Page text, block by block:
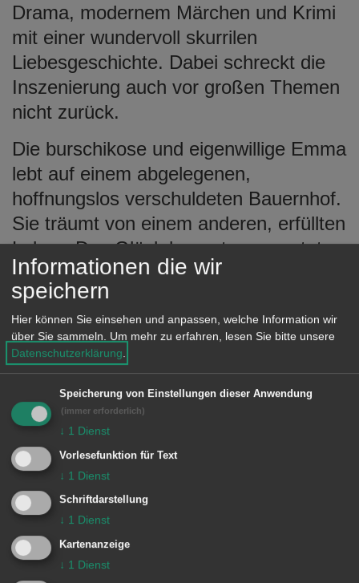
Drama, modernem Märchen und Krimi
mit einer wundervoll skurrilen
Liebesgeschichte. Dabei schreckt die
Inszenierung auch vor großen Themen
nicht zurück.
Die burschikose und eigenwillige Emma
lebt auf einem abgelegenen,
hoffnungslos verschuldeten Bauernhof.
Sie träumt von einem anderen, erfüllten
Leben. Das Glück kommt unerwartet:
der sterbenskranke Max fliegt auf der
Flucht mit gestohlenem Geld und
geklautem Auto aus der Kurve und
landet auf dem Hof. Ehe sie sich
versieht, hat Emma eine Plastiktüte
voller Geldscheine in den Händen und
einen Mann im Bett.
Doch das Glück bleibt nicht ungestört:
der bestohlene Autohändler taucht auf
und auch der schon lange vergebens
um Emma werbende Ortspolizist. So
nimmt das Schicksal seinen Lauf und
die Handlung der Geschichte steuert
Informationen die wir
speichern
Hier können Sie einsehen und anpassen, welche Information wir
über Sie sammeln.
Um mehr zu erfahren, lesen Sie bitte unsere
Datenschutzerklärung
Speicherung von Einstellungen dieser Anwendung
(immer erforderlich)
↓ 1 Dienst
Vorlesefunktion für Text
↓ 1 Dienst
Schriftdarstellung
↓ 1 Dienst
Kartenanzeige
↓ 1 Dienst